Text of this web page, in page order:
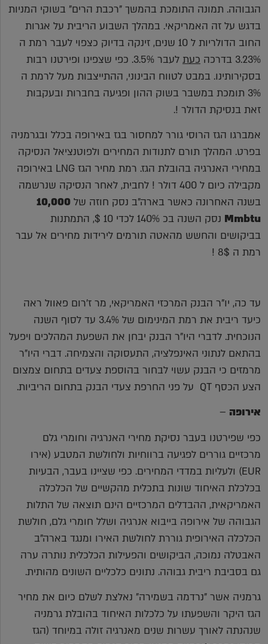
הגבוהה. תמונה התומכת בהמשך "רכבת הרים" בשוקי המניות
בדגש על זה האמריקאי. במהלך השבוע הריבית על אגרות
החוב הדולריות ל 10 שנים, זינקה בדיוק כצפוי לעבר רמת ה
3.23% בדרכה
כעת
לעבר 3.5%. כפי שצפינו ופירטנו רבות
בסקירותינו. במבט לטווח הבינוני, ההתייצבות מעל לרמת ה
3% תומכת במשבר בשוק ההון ופגיעה בחברות ובעקבות
זאת בנסיקת הדולר !.
אמברגו הגז הרוסי גורר למחסור בגז באירופה בכלל ובגרמניה
בפרט. המהלך תורם לתנודות המחירים ולפוטנציאל הנסיקה
במחירי האנרגיה בהובלת הגז. רמת מחיר הגז LNG באירופה
מקבילה כיום ל 400 דולר ! לחבית, לאחר הנסיקה שנרשמה
בשנה האחרונה כאשר בארה"ב נסק חוזה של 10,000
Mmbtu
נסק השנה בכ 140% לכדי 10 $, התמתנות
בביקושים והחשש מהאטה תורמים לירידות מחירים אל עבר
רמת ה 8$ !
עד כה, יו"ר הבנק המרכזי האמריקאי, מר ז'רום פאוול ראה
כיעד ריבית את רמת המינימום של 3.4% עד לסוף השנה
הנוכחית. לדברי היו"ר הבנק יבחן את השפעת המהלכים ויפעל
בהתאם לנתוני האינפלציה, התעסוקה והצמיחה. דברי היו"ר
מרמזים כי הבנק עשוי לבחור בהוספת צעדים בתחום צמצום
הצע הכסף QT על פני החרפת צעדי הבנק בתחום הריביות.
אירופה –
כפי שפירטנו בעבר נסיקת מחירי האנרגיה וחומרי גלם
מרכזיים גוררים לפגיעה ברווחיות ולחולשת המטבע (אירו
EUR) ולעליות במדדי המחירים. כפי שציינו בעבר, הבעיות
בכלכלת האיחוד שונות בתכלית מהקשיים של הכלכלה
האמריקאית, ההבדלים המרכזיים הינם תוצאה של התלות
הגבוהה של אירופה בייבוא אנרגיה ושלל חומרי גלם, חולשת
הכלכלה האירופית גוררת לחולשת האירו ומנגד בארה"ב
האבטלה נמוכה, הביקושים והפעילות הכלכלית נותרה ערה
גם בסביבת ריבית גבוהה. נתונים כלכליים השונים מהותית.
גרמניה אשר "נרדמה בשמירה" נאלצת לשלם כיום את מחיר
הגז היקר והשפעתו על כלכלות האיחוד בהובלת גרמניה
שנהנתה לאורך עשרות שנים מאנרגיה זולה במיוחד (הגז